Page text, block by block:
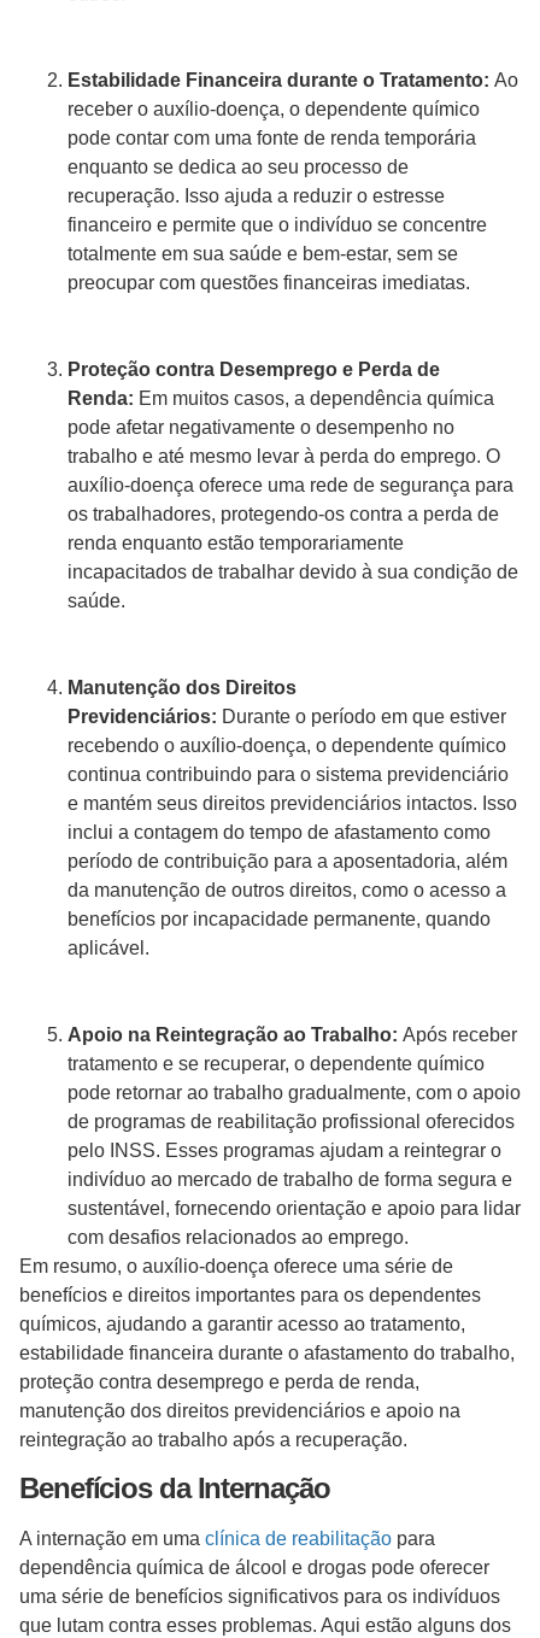
Estabilidade Financeira durante o Tratamento: Ao
receber o auxílio-doença, o dependente químico
pode contar com uma fonte de renda temporária
enquanto se dedica ao seu processo de
recuperação. Isso ajuda a reduzir o estresse
financeiro e permite que o indivíduo se concentre
totalmente em sua saúde e bem-estar, sem se
preocupar com questões financeiras imediatas.
Proteção contra Desemprego e Perda de
Renda: Em muitos casos, a dependência química
pode afetar negativamente o desempenho no
trabalho e até mesmo levar à perda do emprego. O
auxílio-doença oferece uma rede de segurança para
os trabalhadores, protegendo-os contra a perda de
renda enquanto estão temporariamente
incapacitados de trabalhar devido à sua condição de
saúde.
Manutenção dos Direitos
Previdenciários: Durante o período em que estiver
recebendo o auxílio-doença, o dependente químico
continua contribuindo para o sistema previdenciário
e mantém seus direitos previdenciários intactos. Isso
inclui a contagem do tempo de afastamento como
período de contribuição para a aposentadoria, além
da manutenção de outros direitos, como o acesso a
benefícios por incapacidade permanente, quando
aplicável.
Apoio na Reintegração ao Trabalho: Após receber
tratamento e se recuperar, o dependente químico
pode retornar ao trabalho gradualmente, com o apoio
de programas de reabilitação profissional oferecidos
pelo INSS. Esses programas ajudam a reintegrar o
indivíduo ao mercado de trabalho de forma segura e
sustentável, fornecendo orientação e apoio para lidar
com desafios relacionados ao emprego.
Em resumo, o auxílio-doença oferece uma série de
benefícios e direitos importantes para os dependentes
químicos, ajudando a garantir acesso ao tratamento,
estabilidade financeira durante o afastamento do trabalho,
proteção contra desemprego e perda de renda,
manutenção dos direitos previdenciários e apoio na
reintegração ao trabalho após a recuperação.
Benefícios da Internação
A internação em uma clínica de reabilitação para
dependência química de álcool e drogas pode oferecer
uma série de benefícios significativos para os indivíduos
que lutam contra esses problemas. Aqui estão alguns dos